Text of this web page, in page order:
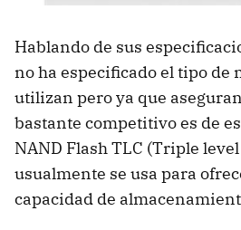
Hablando de sus
no ha especificado el tipo de
utilizan pero ya que
bastante competitivo es de
NAND Flash TLC (Triple
usualmente se usa para
capacidad de